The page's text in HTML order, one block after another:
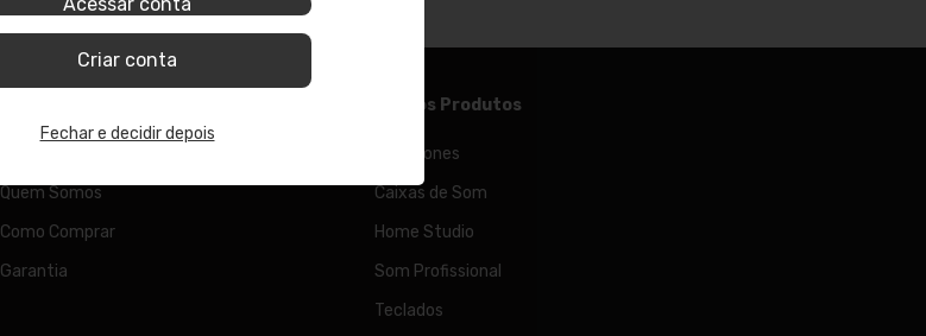
Quem Somos
Como Comprar
Garantia
Nossos Produtos
Microfones
Caixas de Som
Home Studio
Som Profissional
Teclados
Criar conta
Fechar e decidir depois